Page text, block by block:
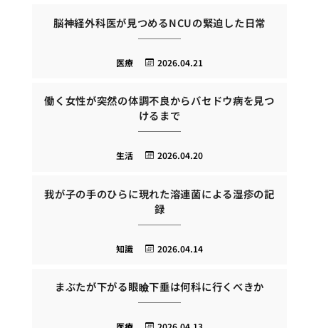
脳神経外科医が見つめるNCUの緊迫した日常
2026.04.21
医療
働く女性が突然の体調不良からバセドウ病を見つ
けるまで
2026.04.20
生活
我が子の手のひらに現れた溶連菌による湿疹の記
録
2026.04.14
知識
まぶたが下がる眼瞼下垂は何科に行くべきか